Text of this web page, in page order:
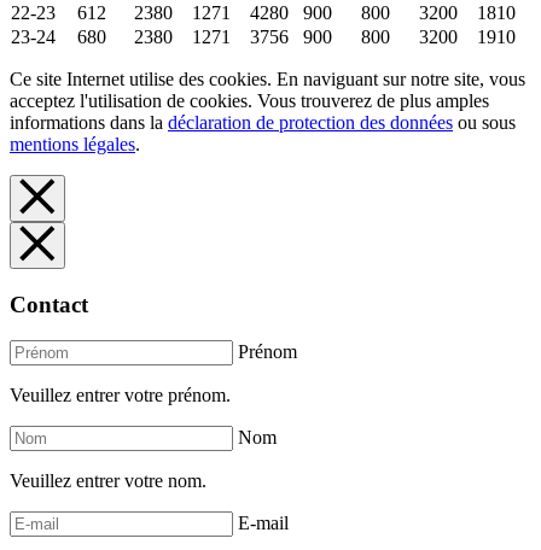
22-23 612 2380 1271 4280 900 800 3200
1810
23-24
680 2380 1271 3756 900 800 3200 1910
Ce site Internet utilise des cookies. En naviguant sur notre site, vous
acceptez l'utilisation de cookies. Vous trouverez de plus amples
informations dans la déclaration de protection des données ou sous
mentions légales.
Contact
Prénom
Veuillez entrer votre prénom.
Nom
Veuillez entrer votre nom.
E-mail